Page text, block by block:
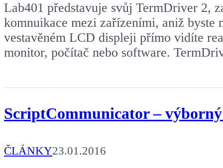
Lab401 představuje svůj TermDriver 2,
komnuikace mezi zařízeními, aniž byste
vestavěném LCD displeji přímo vidíte
monitor, počítač nebo software.
ScriptCommunicator –
ČLÁNKY23.01.2016